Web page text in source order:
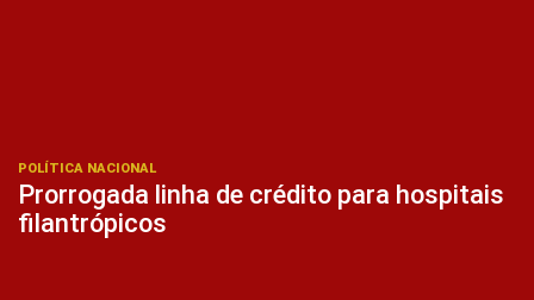
POLÍTICA NACIONAL
Prorrogada linha de crédito para hospitais
filantrópicos